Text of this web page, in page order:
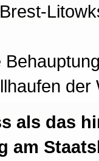
der
als das
am